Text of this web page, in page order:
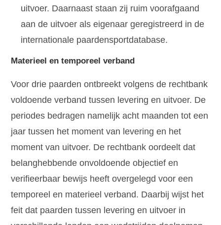
uitvoer. Daarnaast staan zij ruim voorafgaand
aan de uitvoer als eigenaar geregistreerd in de
internationale paardensportdatabase.
Materieel en temporeel verband
Voor drie paarden ontbreekt volgens de rechtbank
voldoende verband tussen levering en uitvoer. De
periodes bedragen namelijk acht maanden tot een
jaar tussen het moment van levering en het
moment van uitvoer. De rechtbank oordeelt dat
belanghebbende onvoldoende objectief en
verifieerbaar bewijs heeft overgelegd voor een
temporeel en materieel verband. Daarbij wijst het
feit dat paarden tussen levering en uitvoer in